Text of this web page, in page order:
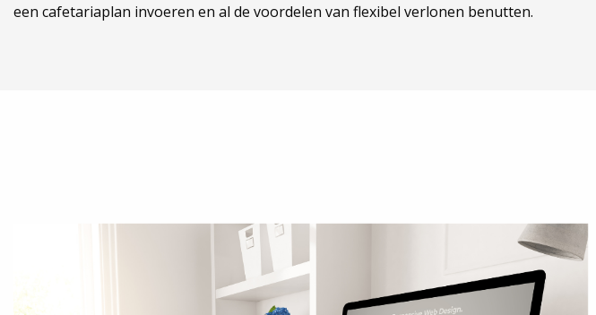
een cafetariaplan invoeren en al de voordelen van flexibel verlonen benutten.